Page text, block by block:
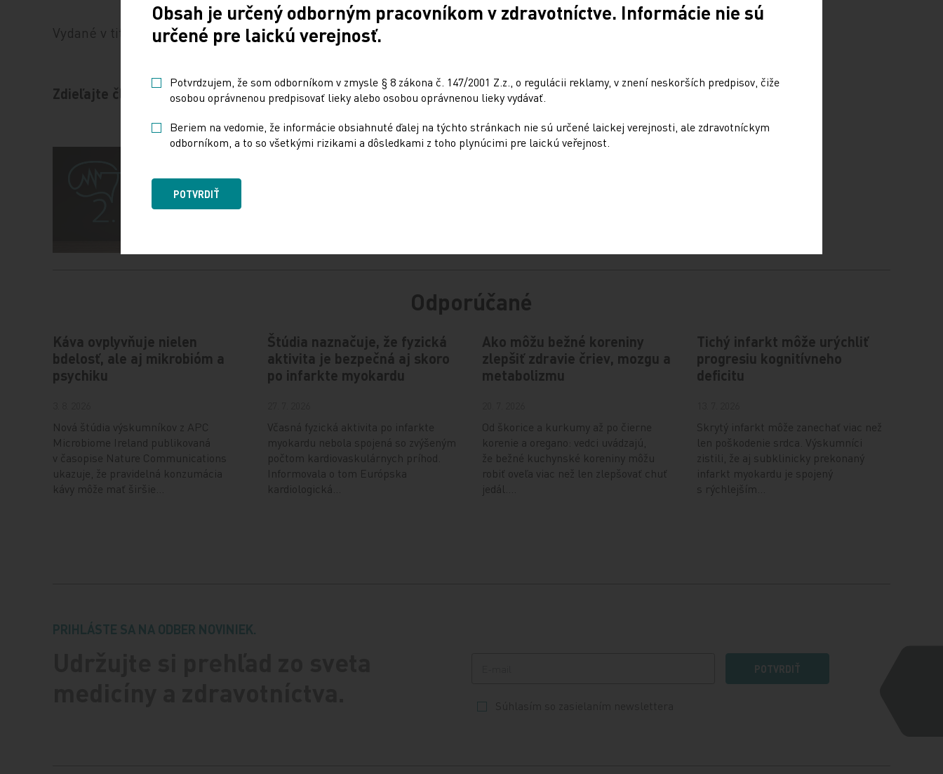
Vydané v titule Medical Tribune
Zdieľajte článok
Odporúčané
Káva ovplyvňuje nielen
bdelosť, ale aj mikrobióm a
psychiku
Nová štúdia výskumníkov z APC
Microbiome Ireland publikovaná
v časopise Nature Communications
ukazuje, že pravidelná konzumácia
kávy môže mať širšie…
Štúdia naznačuje, že fyzická
aktivita je bezpečná aj skoro
po infarkte myokardu
Včasná fyzická aktivita po infarkte
myokardu nebola spojená so zvýšeným
počtom kardiovaskulárnych príhod.
Informovala o tom Európska
kardiologická…
Ako môžu bežné koreniny
zlepšiť zdravie čriev, mozgu a
metabolizmu
Od škorice a kurkumy až po čierne
korenie a oregano: vedci uvádzajú,
že bežné kuchynské koreniny môžu
robiť oveľa viac než len zlepšovať chuť
jedál.…
Tichý infarkt môže urýchliť
progresiu kognitívneho
deficitu
Skrytý infarkt môže zanechať viac než
len poškodenie srdca. Výskumníci
zistili, že aj subklinicky prekonaný
infarkt myokardu je spojený
s rýchlejším…
PRIHLÁSTE SA NA ODBER NOVINIEK.
POTVRDIŤ
Obsah je určený odborným pracovníkom v zdravotníctve. Informácie nie sú
určené pre laickú verejnosť.
Potvrdzujem, že som odborníkom v zmysle § 8 zákona č. 147/2001 Z.z., o regulácii reklamy, v znení neskorších predpisov, čiže
osobou oprávnenou predpisovať lieky alebo osobou oprávnenou lieky vydávať.
Beriem na vedomie, že informácie obsiahnuté ďalej na týchto stránkach nie sú určené laickej verejnosti, ale zdravotníckym
odborníkom, a to so všetkými rizikami a dôsledkami z toho plynúcimi pre laickú veřejnost.
POTVRDIŤ